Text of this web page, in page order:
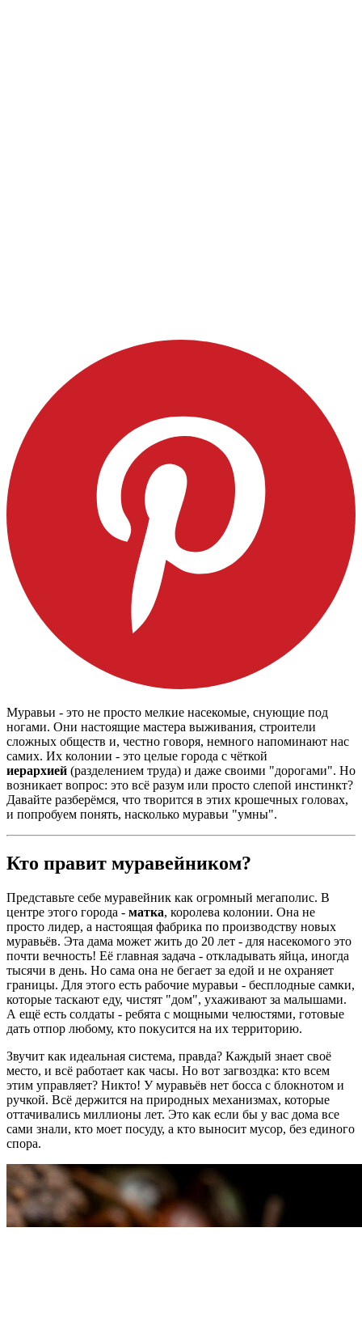
Муравьи - это не просто мелкие насекомые, снующие под
ногами. Они настоящие мастера выживания, строители
сложных обществ и, честно говоря, немного напоминают нас
самих. Их колонии - это целые города с чёткой
иерархией (разделением труда) и даже своими "дорогами". Но
возникает вопрос: это всё разум или просто слепой инстинкт?
Давайте разберёмся, что творится в этих крошечных головах,
и попробуем понять, насколько муравьи "умны".
Кто правит муравейником?
Представьте себе муравейник как огромный мегаполис. В
центре этого города - матка, королева колонии. Она не
просто лидер, а настоящая фабрика по производству новых
муравьёв. Эта дама может жить до 20 лет - для насекомого это
почти вечность! Её главная задача - откладывать яйца, иногда
тысячи в день. Но сама она не бегает за едой и не охраняет
границы. Для этого есть рабочие муравьи - бесплодные самки,
которые таскают еду, чистят "дом", ухаживают за малышами.
А ещё есть солдаты - ребята с мощными челюстями, готовые
дать отпор любому, кто покусится на их территорию.
Звучит как идеальная система, правда? Каждый знает своё
место, и всё работает как часы. Но вот загвоздка: кто всем
этим управляет? Никто! У муравьёв нет босса с блокнотом и
ручкой. Всё держится на природных механизмах, которые
оттачивались миллионы лет. Это как если бы у вас дома все
сами знали, кто моет посуду, а кто выносит мусор, без единого
спора.